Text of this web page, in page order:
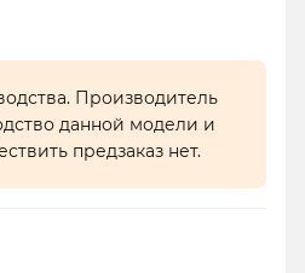
Производитель
данной модели и
предзаказ нет.